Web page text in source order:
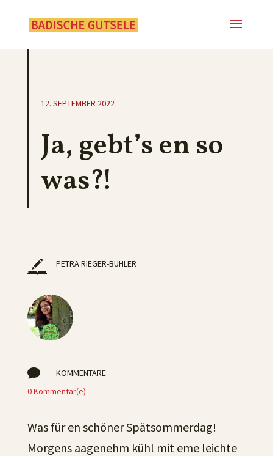
12. SEPTEMBER 2022
Ja, gebt’s en so
was?!
PETRA RIEGER-BÜHLER

KOMMENTARE
0 Kommentar(e)
Was für en schöner Spätsommerdag!
Morgens aagenehm kühl mit eme leichte